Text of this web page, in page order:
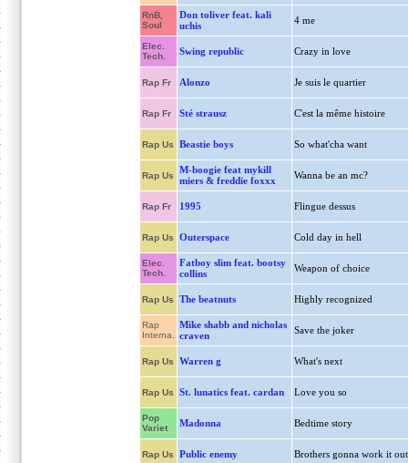
RnB,
Soul
Don toliver feat. kali
uchis
4 me
Elec.
Tech.
Swing republic Crazy in love
Rap Fr Alonzo Je suis le quartier
Rap Fr Sté strausz C'est la même histoire
Rap Us Beastie boys So what'cha want
Rap Us
M-boogie feat mykill
miers & freddie foxxx
Wanna be an mc?
Rap Fr 1995 Flingue dessus
Rap Us Outerspace Cold day in hell
Elec.
Tech.
Fatboy slim feat. bootsy
collins
Weapon of choice
Rap Us The beatnuts Highly recognized
Rap
Interna.
Mike shabb and nicholas
craven
Save the joker
Rap Us Warren g What's next
Rap Us St. lunatics feat. cardan Love you so
Pop
Variet
Madonna Bedtime story
Rap Us Public enemy Brothers gonna work it out